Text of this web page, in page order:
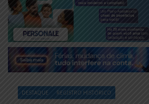
DESTAQUE REGISTRO HISTÓRICO